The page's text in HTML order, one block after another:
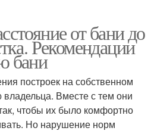
от бани до
Рекомендации
бани
построек на собственном
владельца. Вместе с тем они
чтобы их было комфортно
Но нарушение норм